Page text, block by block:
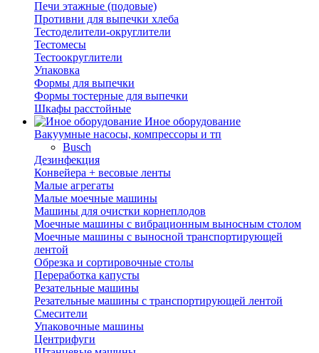
Печи этажные (подовые)
Противни для выпечки хлеба
Тестоделители-округлители
Тестомесы
Тестоокруглители
Упаковка
Формы для выпечки
Формы тостерные для выпечки
Шкафы расстойные
Иное оборудование
Вакуумные насосы, компрессоры и тп
Busch
Дезинфекция
Конвейера + весовые ленты
Малые агрегаты
Малые моечные машины
Машины для очистки корнеплодов
Моечные машины с вибрационным выносным столом
Моечные машины с выносной транспортирующей
лентой
Обрезка и сортировочные столы
Переработка капусты
Резательные машины
Резательные машины с транспортирующей лентой
Смесители
Упаковочные машины
Центрифуги